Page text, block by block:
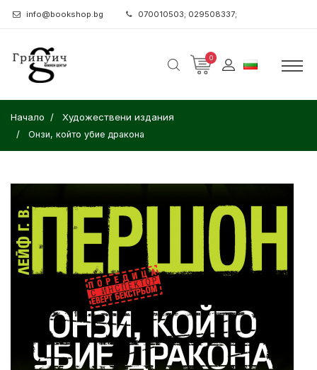
info@bookshop.bg 070010503; 029508337;
0
Начало Художествени издания
Онзи, който убие дракона